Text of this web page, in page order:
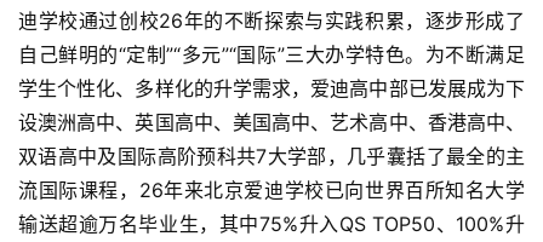
页
资
讯
商
业
迪学校通过创校26年的不断探索与实践积累，逐步形成了
自己鲜明的“定制”“多元”“国际”三大办学特色。为不断满足
学生个性化、多样化的升学需求，爱迪高中部已发展成为下
设澳洲高中、英国高中、美国高中、艺术高中、香港高中、
双语高中及国际高阶预科共7大学部，几乎囊括了最全的主
流国际课程，26年来北京爱迪学校已向世界百所知名大学
输送超逾万名毕业生，其中75%升入QS TOP50、100%升